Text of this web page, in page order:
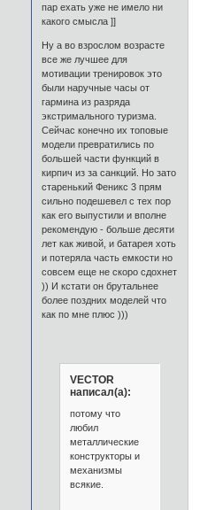
пар ехать уже не имело ни
какого смысла ]]
Ну а во взрослом возрасте
все же лучшее для
мотивации тренировок это
были наручные часы от
гармина из разряда
экстримального туризма.
Сейчас конечно их топовые
модели превратились по
большей части функций в
кирпич из за санкций. Но зато
старенький Феникс 3 прям
сильно подешевел с тех пор
как его выпустили и вполне
рекомендую - больше десяти
лет как живой, и батарея хоть
и потеряла часть емкости но
совсем еще не скоро сдохнет
)) И кстати он брутальнее
более поздних моделей что
как по мне плюс )))⠀
VECTOR
написал(а):
потому что
любил
металлические
конструкторы и
механизмы
всякие.